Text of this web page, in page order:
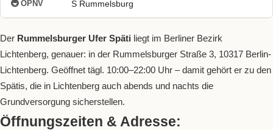
🚇 ÖPNV S Rummelsburg
Der Rummelsburger Ufer Späti liegt im Berliner Bezirk
Lichtenberg, genauer: in der Rummelsburger Straße 3, 10317 Berlin-
Lichtenberg. Geöffnet tägl. 10:00–22:00 Uhr – damit gehört er zu den
Spätis, die in Lichtenberg auch abends und nachts die
Grundversorgung sicherstellen.
Öffnungszeiten & Adresse: